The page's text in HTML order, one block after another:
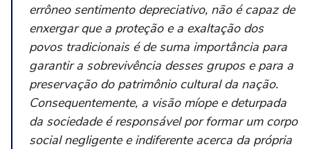
errôneo sentimento depreciativo, não é capaz de
enxergar que a proteção e a exaltação dos
povos tradicionais é de suma importância para
garantir a sobrevivência desses grupos e para a
preservação do patrimônio cultural da nação.
Consequentemente, a visão míope e deturpada
da sociedade é responsável por formar um corpo
social negligente e indiferente acerca da própria